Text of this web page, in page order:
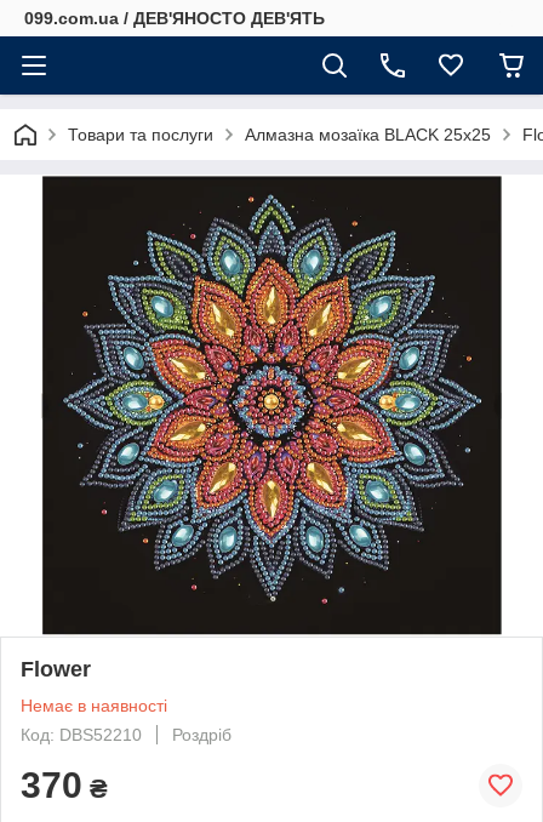
099.com.ua / ДЕВ'ЯНОСТО ДЕВ'ЯТЬ
Товари та послуги Алмазна мозаїка BLACK 25x25
Flower
Немає в наявності
Код: DBS52210
Роздріб
370 ₴